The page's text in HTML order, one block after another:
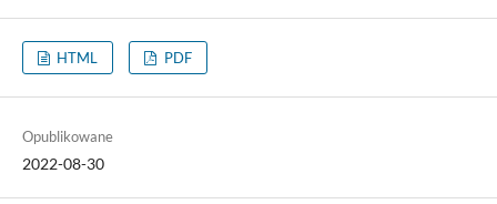
HTML PDF
Opublikowane
2022-08-30